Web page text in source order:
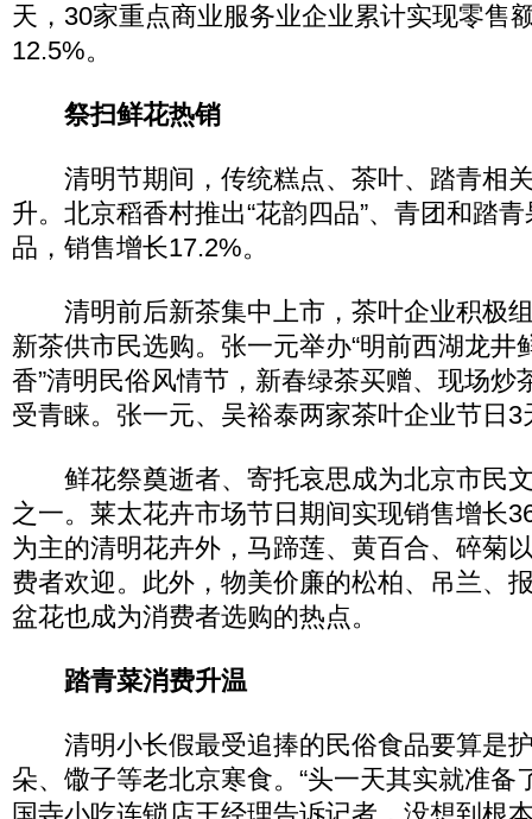
天，30家重点商业服务业企业累计实现零售
12.5%。
祭扫鲜花热销
清明节期间，传统糕点、茶叶、踏青相
升。北京稻香村推出“花韵四品”、青团和踏
品，销售增长17.2%。
清明前后新茶集中上市，茶叶企业积极
新茶供市民选购。张一元举办“明前西湖龙井
香”清明民俗风情节，新春绿茶买赠、现场炒
受青睐。张一元、吴裕泰两家茶叶企业节日
鲜花祭奠逝者、寄托哀思成为北京市民
之一。莱太花卉市场节日期间实现销售增长
为主的清明花卉外，马蹄莲、黄百合、碎菊
费者欢迎。此外，物美价廉的松柏、吊兰、
盆花也成为消费者选购的热点。
踏青菜消费升温
清明小长假最受追捧的民俗食品要算是
朵、馓子等老北京寒食。“头一天其实就准备